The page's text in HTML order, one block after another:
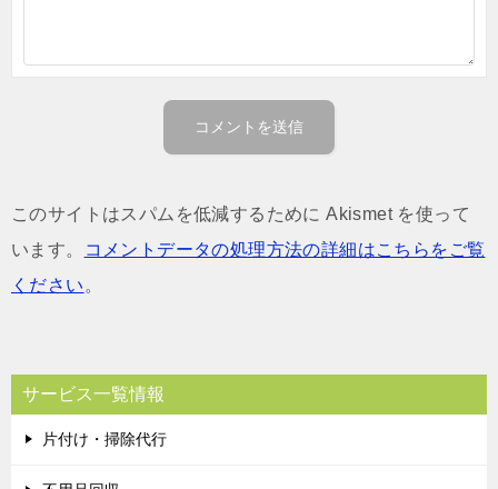
このサイトはスパムを低減するために Akismet を使って
います。
コメントデータの処理方法の詳細はこちらをご覧
ください 。
サービス一覧情報
片付け・掃除代行